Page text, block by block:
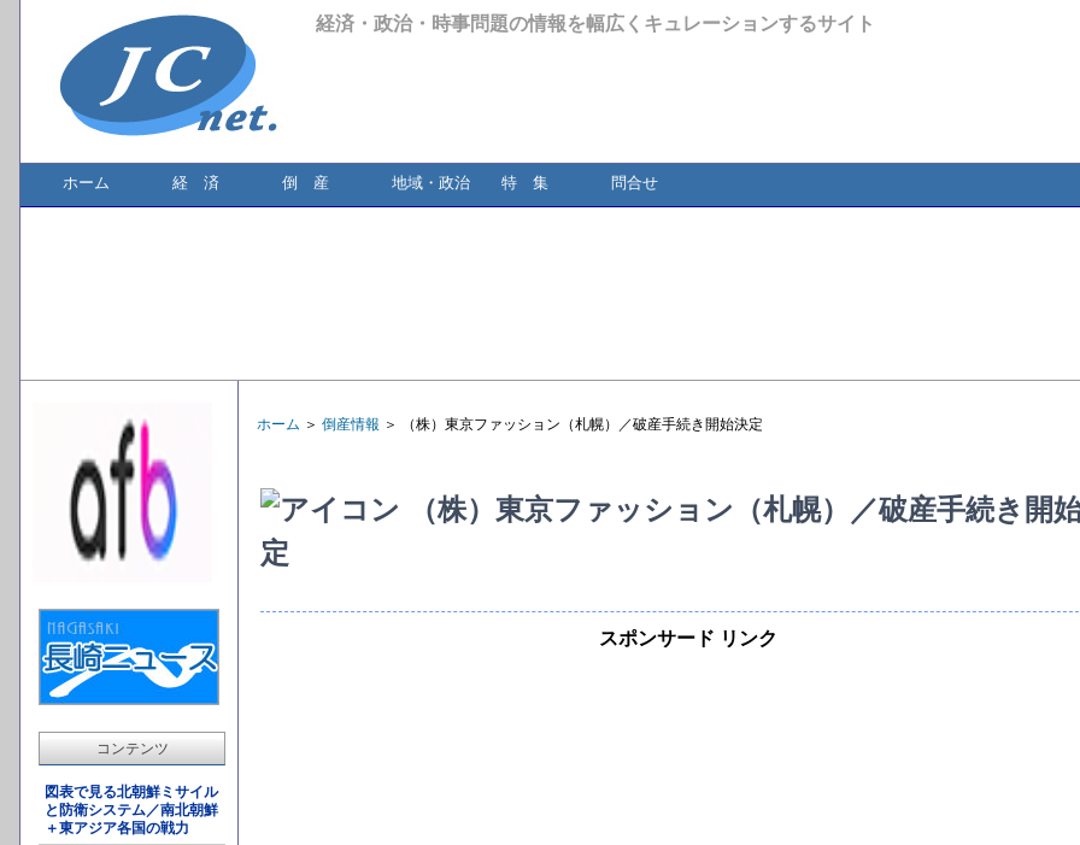
経済・政治・時事問題の情報を幅広くキュレーションするサイト
ホーム 経 済 倒 産 地域・政治 特 集 問合せ
コンテンツ
図表で見る北朝鮮ミサイル
と防衛システム／南北朝鮮
＋東アジア各国の戦力
ホーム ＞ 倒産情報 ＞ （株）東京ファッション（札幌）／破産手続き開始決定
（株）東京ファッション（札幌）／破産手続き開
定
スポンサード リンク